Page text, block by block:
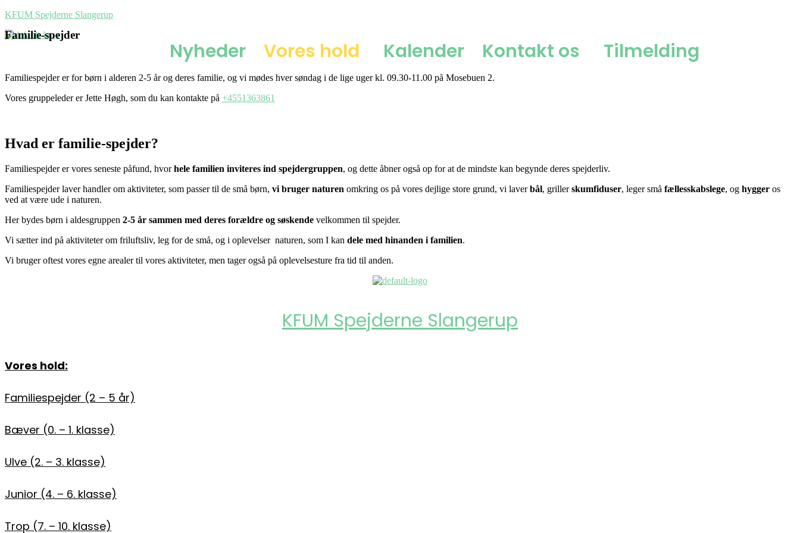
KFUM Spejderne Slangerup
Nyheder Vores hold Kalender Kontakt os Tilmelding
Familie-spejder
Familiespejder er for børn i alderen 2-5 år og deres familie, og vi mødes hver søndag i de lige uger kl. 09.30-11.00 på Mosebuen 2.
Vores gruppeleder er Jette Høgh, som du kan kontakte på +4551363861
Hvad er familie-spejder?
Familiespejder er vores seneste påfund, hvorhele familien inviteres ind spejdergruppen, og dette åbner også op for at de mindste kan begynde deres spejderliv.
Familiespejder laver handler om aktiviteter, som passer til de små børn, vi bruger naturen omkring os på vores dejlige store grund, vi laverbål, grillerskumfiduser, leger små fællesskabslege, og hygger os
ved at være ude i naturen.
Her bydes børn i aldesgruppen 2-5 år sammen med deres forældre og søskende velkommen til spejder.
Vi sætter ind på aktiviteter om friluftsliv, leg for de små, og i oplevelser naturen, som I kan dele med hinanden i familien.
Vi bruger oftest vores egne arealer til vores aktiviteter, men tager også på oplevelsesture fra tid til anden.
KFUM Spejderne Slangerup
Vores hold:
Familiespejder (2 – 5 år)
Bæver (0. – 1. klasse)
Ulve (2. – 3. klasse)
Junior (4. – 6. klasse)
Trop (7. – 10. klasse)